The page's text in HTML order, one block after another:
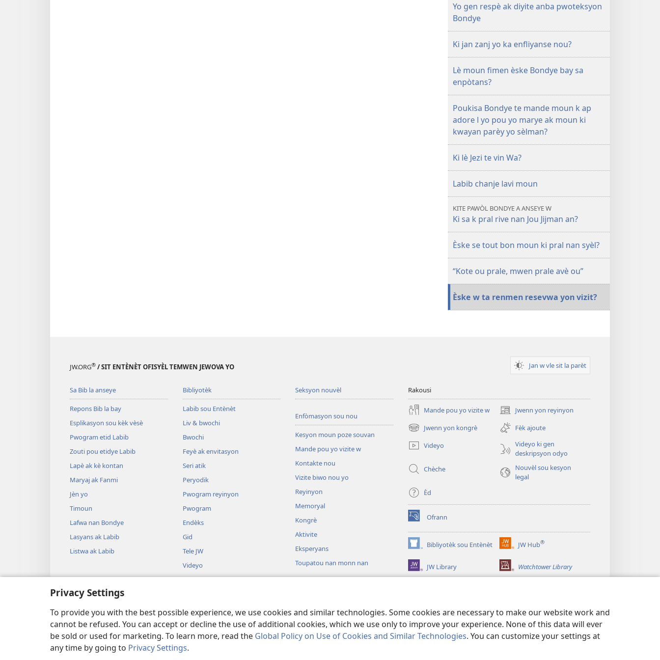
Privacy Settings
To provide you with the best possible experience, we use cookies and similar technologies. Some cookies are necessary to make our website work and
cannot be refused. You can accept or decline the use of additional cookies, which we use only to improve your experience. None of this data will ever
be sold or used for marketing. To learn more, read the Global Policy on Use of Cookies and Similar Technologies. You can customize your settings at
any time by going to Privacy Settings.
Yo gen respè ak diyite anba pwoteksyon
Bondye
Ki jan zanj yo ka enfliyanse nou?
Lè moun fimen èske Bondye bay sa
enpòtans?
Poukisa Bondye te mande moun k ap
adore l yo pou yo marye ak moun ki
kwayan parèy yo sèlman?
Ki lè Jezi te vin Wa?
Labib chanje lavi moun
KITE PAWÒL BONDYE A ANSEYE W
Ki sa k pral rive nan Jou Jijman an?
Èske se tout bon moun ki pral nan syèl?
“Kote ou prale, mwen prale avè ou”
Èske w ta renmen resevwa yon vizit?
JW.ORG® / SIT ENTÈNÈT OFISYÈL TEMWEN JEWOVA YO Jan w vle sit la parèt
Sa Bib la anseye
Repons Bib la bay
Esplikasyon sou kèk vèsè
Pwogram etid Labib
Zouti pou etidye Labib
Lapè ak kè kontan
Maryaj ak Fanmi
Jèn yo
Timoun
Lafwa nan Bondye
Lasyans ak Labib
Listwa ak Labib
Bibliyotèk
Labib sou Entènèt
Liv & bwochi
Bwochi
Feyè ak envitasyon
Seri atik
Peryodik
Pwogram reyinyon
Pwogram
Endèks
Gid
Tele JW
Videyo
Mizik
Lekti Labib sou fòm dram
Seksyon nouvèl
Enfòmasyon sou nou
Kesyon moun poze souvan
Mande pou yo vizite w
Kontakte nou
Vizite biwo nou yo
Reyinyon
Memoryal
Kongrè
Aktivite
Eksperyans
Toupatou nan monn nan
Rakousi
Mande pou yo vizite w Jwenn yon reyinyon
(opens
new
window)
Jwenn yon kongrè
(opens
new
window)
Fèk ajoute
Videyo
Videyo ki gen
deskripsyon odyo
Chèche
Nouvèl sou kesyon
legal
Èd
Ofrann
(opens
new
window)Bibliyotèk sou Entènèt
(opens
new
window)
JW Hub®
(opens
new
window)
JW Library Watchtower Library
Copyright© 2026 Watch Tower Bible and Tract Society of Pennsylvania.